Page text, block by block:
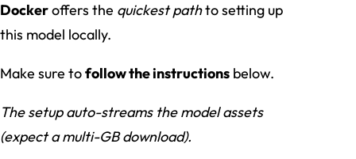
Dockeroffers the quickest pathto setting up
this model locally.
Make sure tofollow the instructions below.
The setup auto-streams the model assets
(expect a multi-GB download).